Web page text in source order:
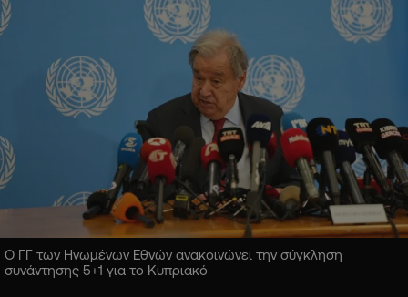
Ο ΓΓ των Ηνωμένων Εθνών ανακοινώνει την σύγκληση
συνάντησης 5+1 για το Κυπριακό